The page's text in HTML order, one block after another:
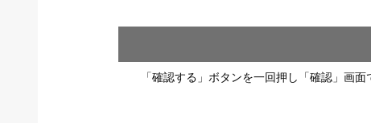
「確認する」ボタンを一回押し「確認」画